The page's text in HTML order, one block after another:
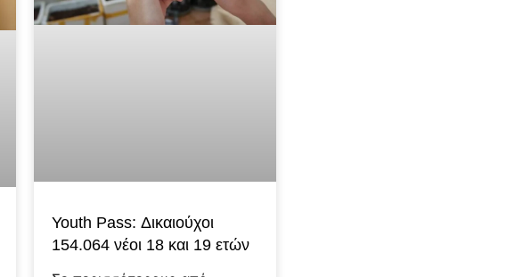
Youth Pass: Δικαιούχοι
154.064 νέοι 18 και 19 ετών